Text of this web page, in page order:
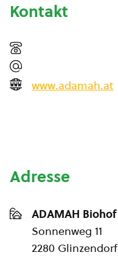
Kontakt
www.adamah.at
Adresse
ADAMAH Biohof
Sonnenweg 11
2280 Glinzendorf